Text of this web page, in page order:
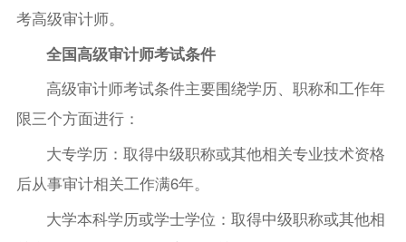
考高级审计师。
全国高级审计师考试条件
高级审计师考试条件主要围绕学历、职称和工作年
限三个方面进行：
大专学历：取得中级职称或其他相关专业技术资格
后从事审计相关工作满6年。
大学本科学历或学士学位：取得中级职称或其他相